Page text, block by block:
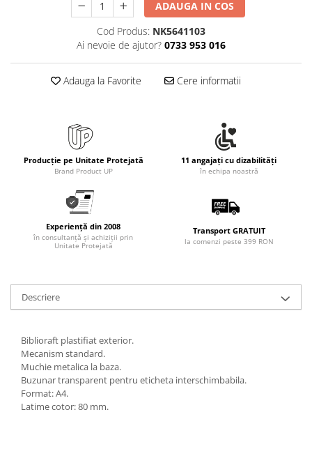
ADAUGA IN COS
Cod Produs: NK5641103
Ai nevoie de ajutor? 0733 953 016
Adauga la Favorite Cere informatii
Producție pe Unitate Protejată
Brand Product UP
11 angajați cu dizabilități
în echipa noastră
Experiență din 2008
în consultanță și achiziții prin
Unitate Protejată
Transport GRATUIT
la comenzi peste 399 RON
Descriere
Biblioraft plastifiat exterior.
Mecanism standard.
Muchie metalica la baza.
Buzunar transparent pentru eticheta interschimbabila.
Format: A4.
Latime cotor: 80 mm.